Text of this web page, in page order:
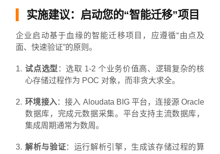
实施建议：启动您的“智能迁移”项目
企业启动基于血缘的智能迁移项目，应遵循“由点及
面、快速验证”的原则。
试点选型 ：选取 1-2 个业务价值高、逻辑复杂的核
心存储过程作为 POC 对象，而非贪大求全。
环境接入：接入 Aloudata BIG 平台，连接源 Oracle
数据库，完成元数据采集。平台支持主流数据库，
集成周期通常为数周。
解析与验证：运行解析引擎，生成该存储过程的算